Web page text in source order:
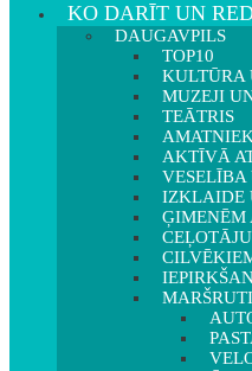
KO DARĪT UN
DAUGAVPILS
TOP10
KULTŪRA
MUZEJI
TEĀTRIS
AKTĪVĀ
VESELĪBA
IZKLAIDE
ĢIMENĒM
MARŠRUTI